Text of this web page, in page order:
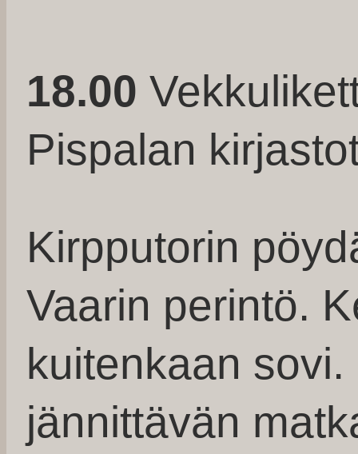
18.00
Pispalan
Kirpputorin
Vaarin perintö.
kuitenkaan
jännittävän